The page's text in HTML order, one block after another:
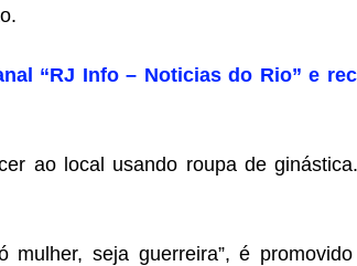
“RJ Info – Noticias do Rio” e
ao local usando roupa de
mulher, seja guerreira”, é